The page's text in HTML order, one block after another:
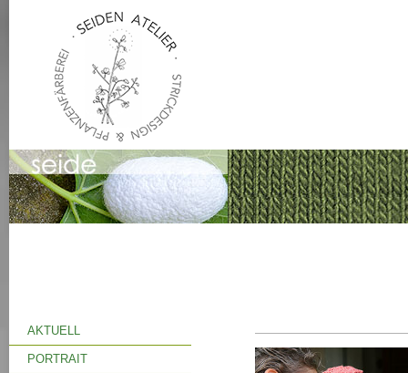
AKTUELL
PORTRAIT